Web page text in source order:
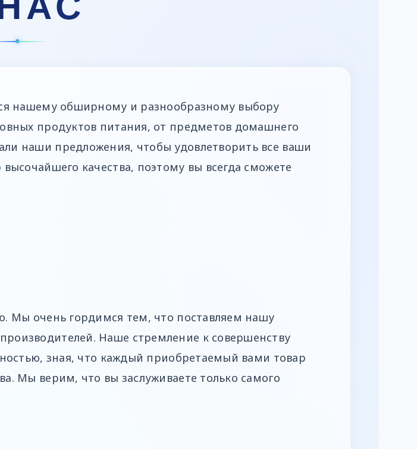
нашему обширному и разнообразному выбору
продуктов питания, от предметов домашнего
наши предложения, чтобы удовлетворить все ваши
качества, поэтому вы всегда сможете
Мы очень гордимся тем, что поставляем нашу
Наше стремление к совершенству
зная, что каждый приобретаемый вами товар
Мы верим, что вы заслуживаете только самого